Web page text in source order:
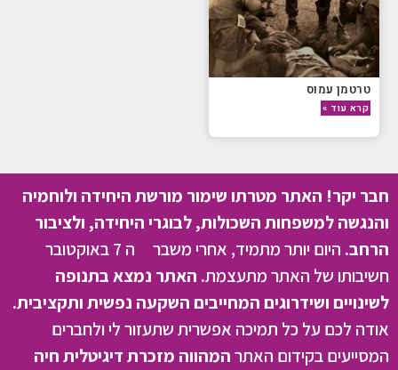
טרטמן עמוס
קרא עוד »
חבר יקר! האתר מטרתו שימור מורשת היחידה ולוחמיה
והנגשה למשפחות השכולות, לבוגרי היחידה, ולציבור
הרחב.
היום יותר מתמיד, אחרי משבר ה 7 באוקטובר
חשיבותו של האתר מתעצמת. האתר נמצא בתנופה
לשינויים ושידרוגים המחייבים השקעה נפשית ותקציבית.
אודה לכם על כל תמיכה אפשרית שתעזור לי ולחברים
המסייעים בקידום האתרהמהווה מזכרת דיגיטלית חיה